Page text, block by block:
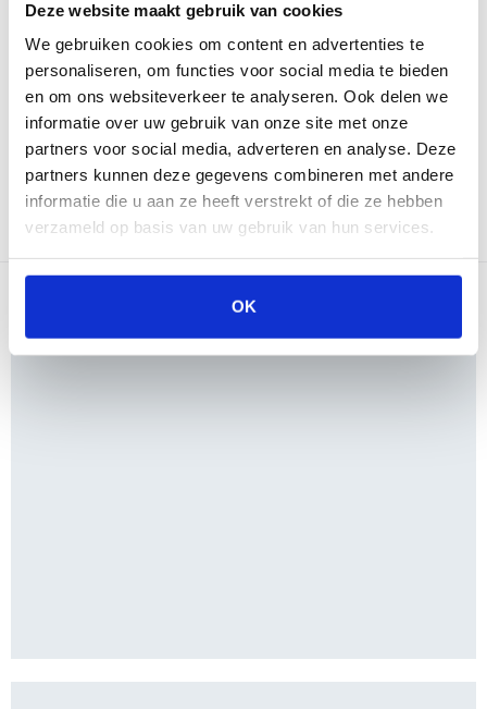
Deze website maakt gebruik van cookies
We gebruiken cookies om content en advertenties te
personaliseren, om functies voor social media te bieden
en om ons websiteverkeer te analyseren. Ook delen we
informatie over uw gebruik van onze site met onze
partners voor social media, adverteren en analyse. Deze
partners kunnen deze gegevens combineren met andere
informatie die u aan ze heeft verstrekt of die ze hebben
verzameld op basis van uw gebruik van hun services.
OK
makkelijk te reinigen
eenvoudig te installeren
nog niet ontdekt
BBQ shop heeft een uitstekende prijs kunnen maken en levert
vervolgens snel en netjes. Prima communicatie betreffende de
leverdatum en tijd
Lees alle 2 reviews van klanten